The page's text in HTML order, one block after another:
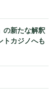
の新たな解釈
トカジノへも